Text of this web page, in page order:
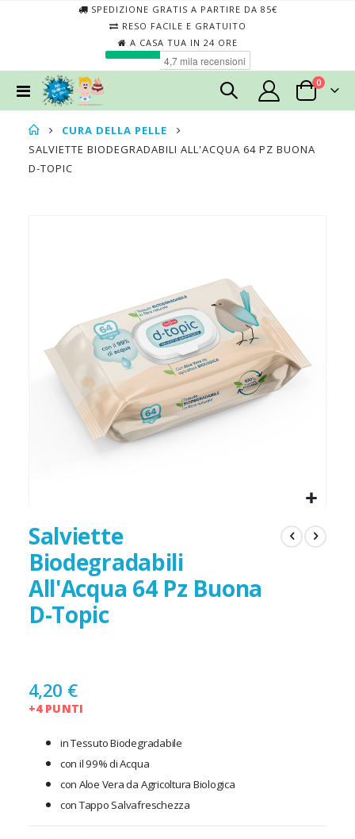
SPEDIZIONE GRATIS A PARTIRE DA 85€
RESO FACILE E GRATUITO
A CASA TUA IN 24 ORE
Toggle
Nav
Cart
0elementi
CURA DELLA PELLE
SALVIETTE BIODEGRADABILI ALL'ACQUA 64 PZ BUONA
D-TOPIC
gallery
Salviette
Biodegradabili
All'Acqua 64 Pz Buona
D-Topic
4,20 €
+4 PUNTI
in Tessuto Biodegradabile
con il 99% di Acqua
con Aloe Vera da Agricoltura Biologica
con Tappo Salvafreschezza